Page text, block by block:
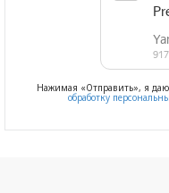
Нажимая «Отправить», я даю
обработку